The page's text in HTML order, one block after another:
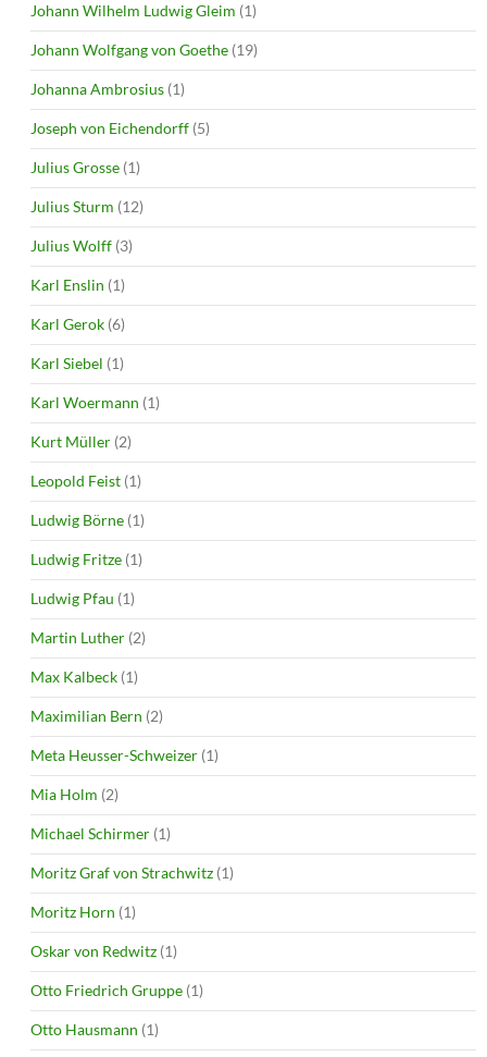
Johann Wilhelm Ludwig Gleim (1)
Johann Wolfgang von Goethe (19)
Johanna Ambrosius (1)
Joseph von Eichendorff (5)
Julius Grosse (1)
Julius Sturm (12)
Julius Wolff (3)
Karl Enslin (1)
Karl Gerok (6)
Karl Siebel (1)
Karl Woermann (1)
Kurt Müller (2)
Leopold Feist (1)
Ludwig Börne (1)
Ludwig Fritze (1)
Ludwig Pfau (1)
Martin Luther (2)
Max Kalbeck (1)
Maximilian Bern (2)
Meta Heusser-Schweizer (1)
Mia Holm (2)
Michael Schirmer (1)
Moritz Graf von Strachwitz (1)
Moritz Horn (1)
Oskar von Redwitz (1)
Otto Friedrich Gruppe (1)
Otto Hausmann (1)